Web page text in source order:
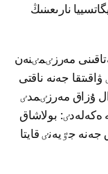
نارىعىنىڭ
مەرزٸمٸنەن
جەنە ناقتى
ال ۇزاق مەرزٸمدٸ
ەكەلەدٸ: بولاشاق
جٷيەنٸ قايتا